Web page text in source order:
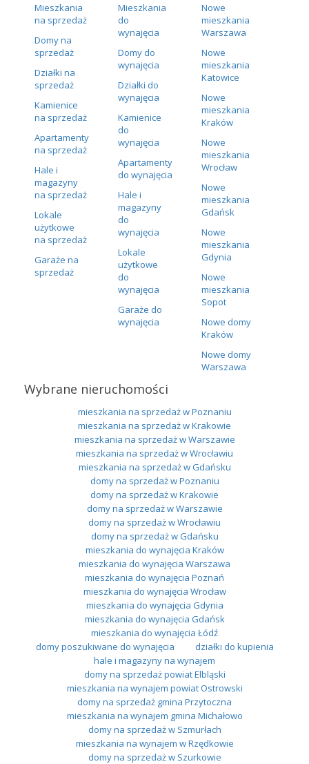
Mieszkania
na sprzedaż
Domy na
sprzedaż
Działki na
sprzedaż
Kamienice
na sprzedaż
Apartamenty
na sprzedaż
Hale i
magazyny
na sprzedaż
Lokale
użytkowe
na sprzedaż
Garaże na
sprzedaż
Mieszkania
do
wynajęcia
Domy do
wynajęcia
Działki do
wynajęcia
Kamienice
do
wynajęcia
Apartamenty
do wynajęcia
Hale i
magazyny
do
wynajęcia
Lokale
użytkowe
do
wynajęcia
Garaże do
wynajęcia
Nowe
mieszkania
Warszawa
Nowe
mieszkania
Katowice
Nowe
mieszkania
Kraków
Nowe
mieszkania
Wrocław
Nowe
mieszkania
Gdańsk
Nowe
mieszkania
Gdynia
Nowe
mieszkania
Sopot
Nowe domy
Kraków
Nowe domy
Warszawa
Wybrane nieruchomości
mieszkania na sprzedaż w Poznaniu
mieszkania na sprzedaż w Krakowie
mieszkania na sprzedaż w Warszawie
mieszkania na sprzedaż w Wrocławiu
mieszkania na sprzedaż w Gdańsku
domy na sprzedaż w Poznaniu
domy na sprzedaż w Krakowie
domy na sprzedaż w Warszawie
domy na sprzedaż w Wrocławiu
domy na sprzedaż w Gdańsku
mieszkania do wynajęcia Kraków
mieszkania do wynajęcia Warszawa
mieszkania do wynajęcia Poznań
mieszkania do wynajęcia Wrocław
mieszkania do wynajęcia Gdynia
mieszkania do wynajęcia Gdańsk
mieszkania do wynajęcia Łódź
domy poszukiwane do wynajęcia
działki do kupienia
hale i magazyny na wynajem
domy na sprzedaż powiat Elbląski
mieszkania na wynajem powiat Ostrowski
domy na sprzedaż gmina Przytoczna
mieszkania na wynajem gmina Michałowo
domy na sprzedaż w Szmurłach
mieszkania na wynajem w Rzędkowie
domy na sprzedaż w Szurkowie